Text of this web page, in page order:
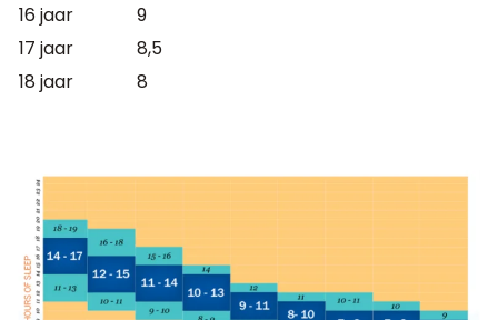
16 jaar
9
17 jaar
8,5
18 jaar
8